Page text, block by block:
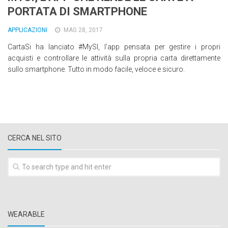
Wearable
Chi siamo
Contattaci
Informativa sull’uso dei cookie
PORTATA DI SMARTPHONE
APPLICAZIONI MAG 28, 2017
CartaSi ha lanciato #MySI, l’app pensata per gestire i propri
acquisti e controllare le attività sulla propria carta direttamente
sullo smartphone. Tutto in modo facile, veloce e sicuro.
CERCA NEL SITO
WEARABLE